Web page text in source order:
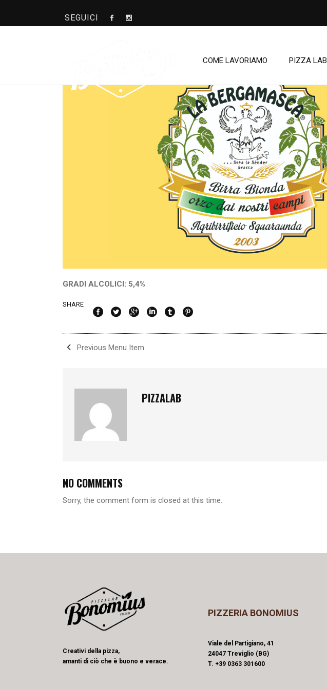
SEGUICI
COME LAVORIAMO PIZZA LAB
GRADI ALCOLICI: 5,4%
SHARE
Previous Menu Item
PIZZALAB
NO COMMENTS
Sorry, the comment form is closed at this time.
Creativi della pizza,
amanti di ciò che è buono e verace.
PIZZERIA BONOMIUS
Viale del Partigiano, 41
24047 Treviglio (BG)
T. +39 0363 301600